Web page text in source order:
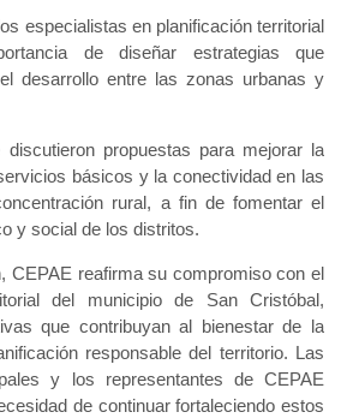
especialistas en planificación territorial
de diseñar estrategias que
desarrollo entre las zonas urbanas y
propuestas para mejorar la
básicos y la conectividad en las
rural, a fin de fomentar el
y social de los distritos.
CEPAE reafirma su compromiso con el
del municipio de San Cristóbal,
que contribuyan al bienestar de la
responsable del territorio. Las
y los representantes de CEPAE
de continuar fortaleciendo estos